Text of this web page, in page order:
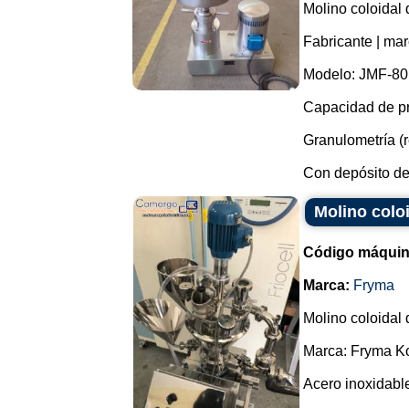
Molino coloidal
Fabricante |
Modelo: JMF-
Capacidad de
Granulometría
Con depósito
Molino
Código
Marca: Fryma
Molino coloidal
Marca: Fryma
Acero